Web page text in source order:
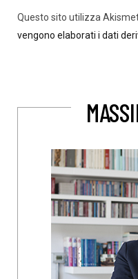
Questo sito utilizza
vengono elaborati i dati